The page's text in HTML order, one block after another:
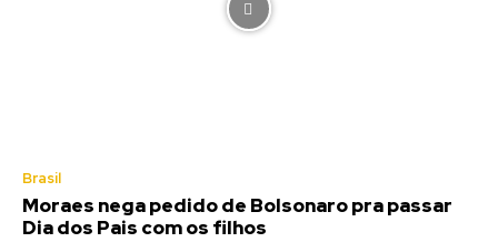
Brasil
Moraes nega pedido de Bolsonaro pra passar
Dia dos Pais com os filhos